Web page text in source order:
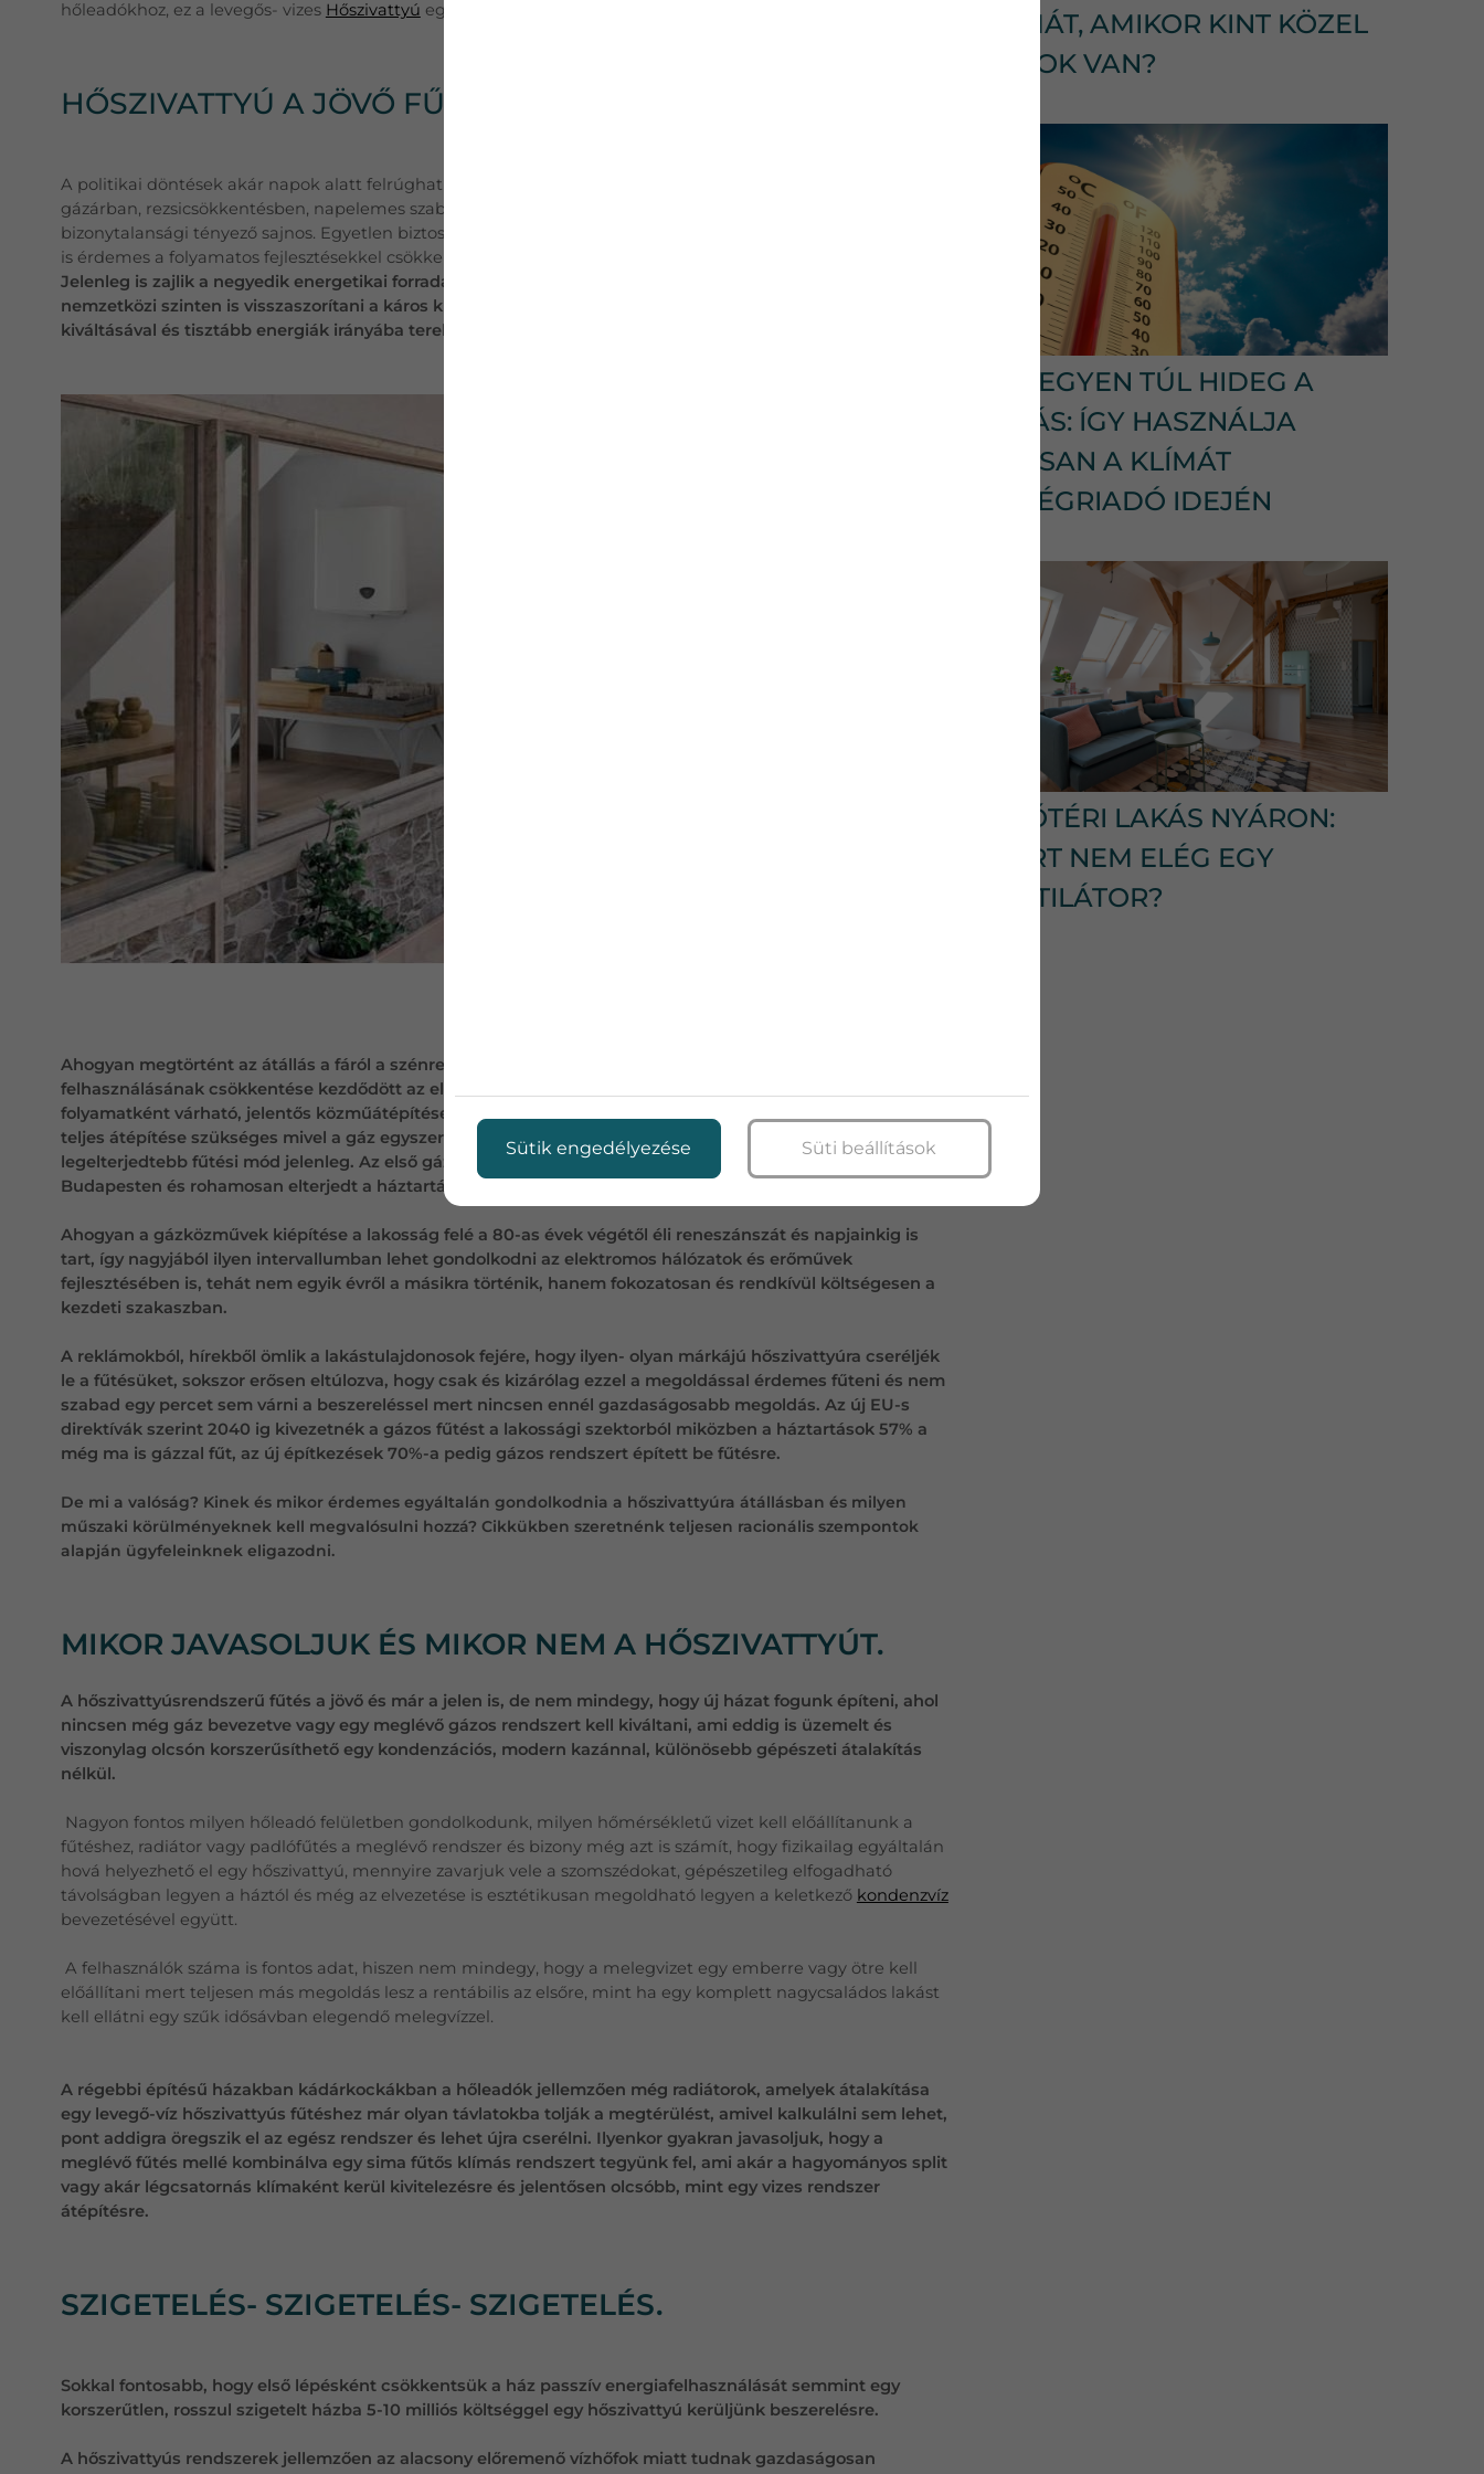
hőleadókhoz, ez a levegős- vizes Hőszivattyú egyszerűsített értelmezése.
HŐSZIVATTYÚ A JÖVŐ FŰTÉSI MEGOLDÁSA?
A politikai döntések akár napok alatt felrúghatnak egy megtérülési kalkulációt, láttunk már erre példát
gázárban, rezsicsökkentésben, napelemes szabályozásban, szaldó megszüntetésben, tehát ez így egy komoly
bizonytalansági tényező sajnos. Egyetlen biztos pont, hogy az energia folyamatos drágul és már csak emiatt
is érdemes a folyamatos fejlesztésekkel csökkenteni a házunk, lakásunk energiaszámláját.
Jelenleg is zajlik a negyedik energetikai forradalom amikor a fosszilis energiák felhasználását igyekeznek
nemzetközi szinten is visszaszorítani a káros kibocsátás csökkentése miatt, a földgáz felhasználás
kiváltásával és tisztább energiák irányába terelni a felhasználókat.
Ahogyan megtörtént az átállás a fáról a szénre, majd szénről olajra, olajról gázra, most a gáz
felhasználásának csökkentése kezdődött az elektromos és megújulók javára, ami ismét egy több évtizedes
folyamatként várható, jelentős közműátépítésekkel és fejlesztésekkel. A városi környezetben a közművek
teljes átépítése szükséges mivel a gáz egyszerűen vezethető és felhasználható, nem véletlenül a
legelterjedtebb fűtési mód jelenleg. Az első gázlámpás világítás 1856 december 24.-én gyulladt ki
Budapesten és rohamosan elterjedt a háztartási felhasználásban.
Ahogyan a gázközművek kiépítése a lakosság felé a 80-as évek végétől éli reneszánszát és napjainkig is
tart, így nagyjából ilyen intervallumban lehet gondolkodni az elektromos hálózatok és erőművek
fejlesztésében is, tehát nem egyik évről a másikra történik, hanem fokozatosan és rendkívül költségesen a
kezdeti szakaszban.
A reklámokból, hírekből ömlik a lakástulajdonosok fejére, hogy ilyen- olyan márkájú hőszivattyúra cseréljék
le a fűtésüket, sokszor erősen eltúlozva, hogy csak és kizárólag ezzel a megoldással érdemes fűteni és nem
szabad egy percet sem várni a beszereléssel mert nincsen ennél gazdaságosabb megoldás. Az új EU-s
direktívák szerint 2040 ig kivezetnék a gázos fűtést a lakossági szektorból miközben a háztartások 57% a
még ma is gázzal fűt, az új építkezések 70%-a pedig gázos rendszert épített be fűtésre.
De mi a valóság? Kinek és mikor érdemes egyáltalán gondolkodnia a hőszivattyúra átállásban és milyen
műszaki körülményeknek kell megvalósulni hozzá? Cikkükben szeretnénk teljesen racionális szempontok
alapján ügyfeleinknek eligazodni.
MIKOR JAVASOLJUK ÉS MIKOR NEM A HŐSZIVATTYÚT.
A hőszivattyúsrendszerű fűtés a jövő és már a jelen is, de nem mindegy, hogy új házat fogunk építeni, ahol
nincsen még gáz bevezetve vagy egy meglévő gázos rendszert kell kiváltani, ami eddig is üzemelt és
viszonylag olcsón korszerűsíthető egy kondenzációs, modern kazánnal, különösebb gépészeti átalakítás
nélkül.
Nagyon fontos milyen hőleadó felületben gondolkodunk, milyen hőmérsékletű vizet kell előállítanunk a
fűtéshez, radiátor vagy padlófűtés a meglévő rendszer és bizony még azt is számít, hogy fizikailag egyáltalán
hová helyezhető el egy hőszivattyú, mennyire zavarjuk vele a szomszédokat, gépészetileg elfogadható
távolságban legyen a háztól és még az elvezetése is esztétikusan megoldható legyen a keletkező kondenzvíz
bevezetésével együtt.
A felhasználók száma is fontos adat, hiszen nem mindegy, hogy a melegvizet egy emberre vagy ötre kell
előállítani mert teljesen más megoldás lesz a rentábilis az elsőre, mint ha egy komplett nagycsaládos lakást
kell ellátni egy szűk idősávban elegendő melegvízzel.
A régebbi építésű házakban kádárkockákban a hőleadók jellemzően még radiátorok, amelyek átalakítása
egy levegő-víz hőszivattyús fűtéshez már olyan távlatokba tolják a megtérülést, amivel kalkulálni sem lehet,
pont addigra öregszik el az egész rendszer és lehet újra cserélni. Ilyenkor gyakran javasoljuk, hogy a
meglévő fűtés mellé kombinálva egy sima fűtős klímás rendszert tegyünk fel, ami akár a hagyományos split
vagy akár légcsatornás klímaként kerül kivitelezésre és jelentősen olcsóbb, mint egy vizes rendszer
átépítésre.
SZIGETELÉS- SZIGETELÉS- SZIGETELÉS.
Sokkal fontosabb, hogy első lépésként csökkentsük a ház passzív energiafelhasználását semmint egy
korszerűtlen, rosszul szigetelt házba 5-10 milliós költséggel egy hőszivattyú kerüljünk beszerelésre.
A hőszivattyús rendszerek jellemzően az alacsony előremenő vízhőfok miatt tudnak gazdaságosan
KLÍMÁT, AMIKOR KINT KÖZEL
40 FOK VAN?
NE LEGYEN TÚL HIDEG A
LAKÁS: ÍGY HASZNÁLJA
OKOSAN A KLÍMÁT
HŐSÉGRIADÓ IDEJÉN
TETŐTÉRI LAKÁS NYÁRON:
MIÉRT NEM ELÉG EGY
VENTILÁTOR?
Sütik engedélyezése Süti beállítások